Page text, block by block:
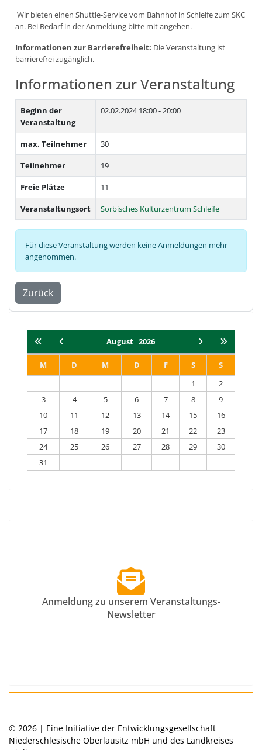
Wir bieten einen Shuttle-Service vom Bahnhof in Schleife zum SKC
an. Bei Bedarf in der Anmeldung bitte mit angeben.
Informationen zur Barrierefreiheit: Die Veranstaltung ist
barrierefrei zugänglich.
Informationen zur Veranstaltung
Beginn der
Veranstaltung
02.02.202418:00 - 20:00
max. Teilnehmer 30
Teilnehmer 19
Freie Plätze 11
Veranstaltungsort Sorbisches Kulturzentrum Schleife
Für diese Veranstaltung werden keine Anmeldungen mehr
angenommen.
Zurück
August 2026
M D M D F S
S
1
2
3
4 5 6 7 8
9
10
11 12 13 14 15
16
17
18 19 20 21 22
23
24
25 26 27 28 29
30
31
Anmeldung zu unserem Veranstaltungs-
Newsletter
© 2026 | Eine Initiative der Entwicklungsgesellschaft
Niederschlesische Oberlausitz mbH und des Landkreises